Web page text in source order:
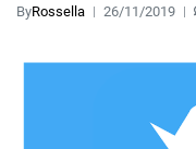
ByRossella 26/11/2019